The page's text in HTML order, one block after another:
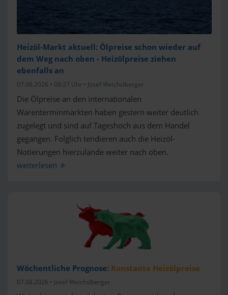
Heizöl-Markt aktuell: Ölpreise schon wieder auf
dem Weg nach oben - Heizölpreise ziehen
ebenfalls an
07.08.2026 • 08:37 Uhr • Josef Weichslberger
Die Ölpreise an den internationalen
Warenterminmärkten haben gestern weiter deutlich
zugelegt und sind auf Tageshoch aus dem Handel
gegangen. Folglich tendieren auch die Heizöl-
Notierungen hierzulande weiter nach oben.
weiterlesen
Wöchentliche Prognose: Konstante Heizölpreise
07.08.2026 • Josef Weichslberger